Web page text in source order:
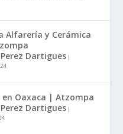
Alfarería y Cerámica
Dartigues |
Oaxaca | Atzompa
Dartigues |